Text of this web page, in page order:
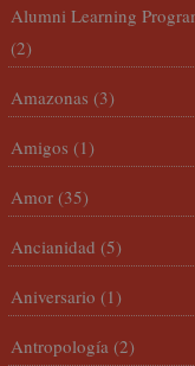
Alumni Learning
(2)
Amazonas (3)
Amigos (1)
Amor (35)
Ancianidad (5)
Aniversario (1)
Antropología (2)